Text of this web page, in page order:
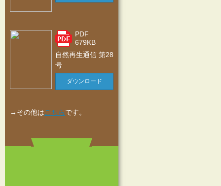
PDF
679KB
自然再生通信 第28
号
ダウンロード
→その他はこちらです。